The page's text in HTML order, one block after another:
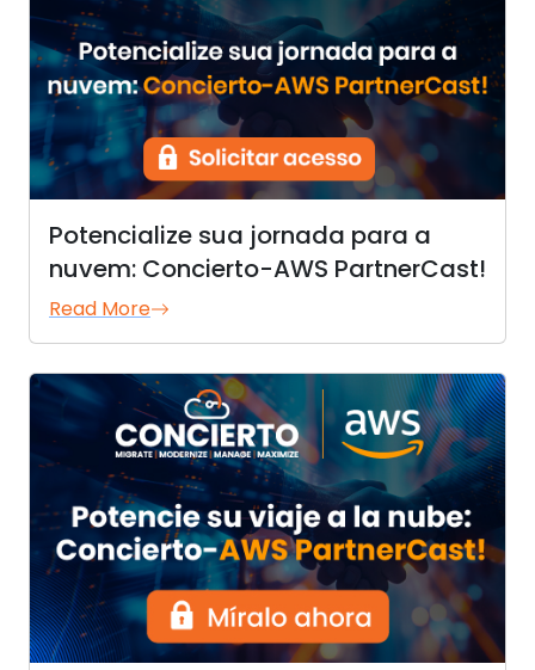
Potencialize sua jornada para a
nuvem: Concierto-AWS PartnerCast!
Read More